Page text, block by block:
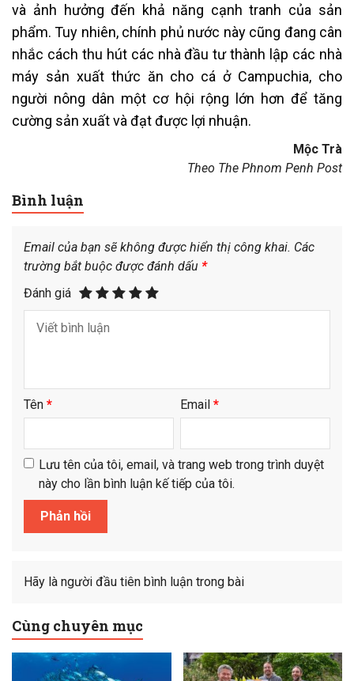
và ảnh hưởng đến khả năng cạnh tranh của sản
phẩm. Tuy nhiên, chính phủ nước này cũng đang cân
nhắc cách thu hút các nhà đầu tư thành lập các nhà
máy sản xuất thức ăn cho cá ở Campuchia, cho
người nông dân một cơ hội rộng lớn hơn để tăng
cường sản xuất và đạt được lợi nhuận.
Mộc Trà
Theo The Phnom Penh Post
Bình luận
Email của bạn sẽ không được hiển thị công khai. Các
trường bắt buộc được đánh dấu *
Đánh giá
Tên * Email *
Lưu tên của tôi, email, và trang web trong trình duyệt
này cho lần bình luận kế tiếp của tôi.
Hãy là người đầu tiên bình luận trong bài
Cùng chuyên mục